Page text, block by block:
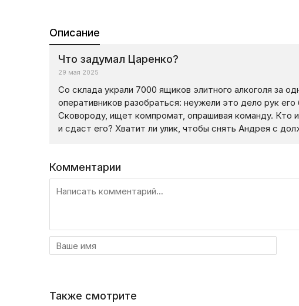
Описание
Что задумал Царенко?
29 мая 2025
Со склада украли 7000 ящиков элитного алкоголя за
оперативников разобраться: неужели это дело рук
Сковороду, ищет компромат, опрашивая команду. Кто
и сдаст его? Хватит ли улик, чтобы снять Андрея с
Комментарии
Также смотрите